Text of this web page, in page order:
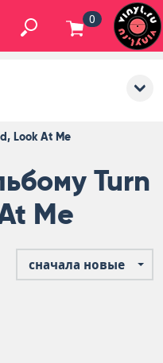
0
Look At Me
Turn
Me
сначала новые